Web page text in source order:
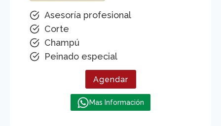
Asesoría profesional
Corte
Champú
Peinado especial
Agendar
Mas Información